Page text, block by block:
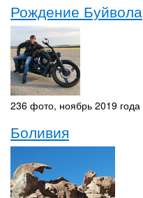
Рождение Буйвола
236 фото, ноябрь 2019 года
Боливия